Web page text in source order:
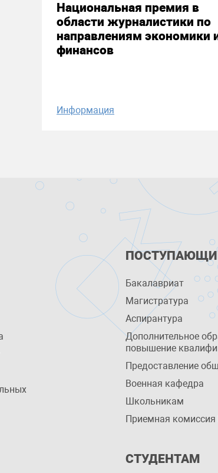
Национальная премия в
области журналистики по
направлениям экономики
финансов
Информация
Бакалавриат
Магистратура
Аспирантура
Дополнительное
повышение
Предоставление
Военная кафедра
Школьникам
Приемная
СТУДЕНТАМ